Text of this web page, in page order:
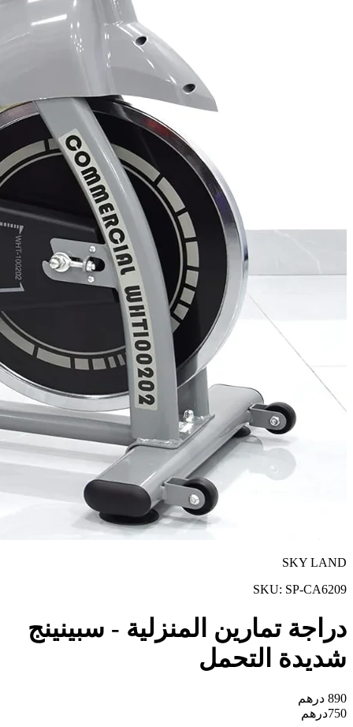
SKY LAND
SKU: SP-CA6209
دراجة تمارين المنزلية - سبينينج
شديدة التحمل
890 درهم
750درهم